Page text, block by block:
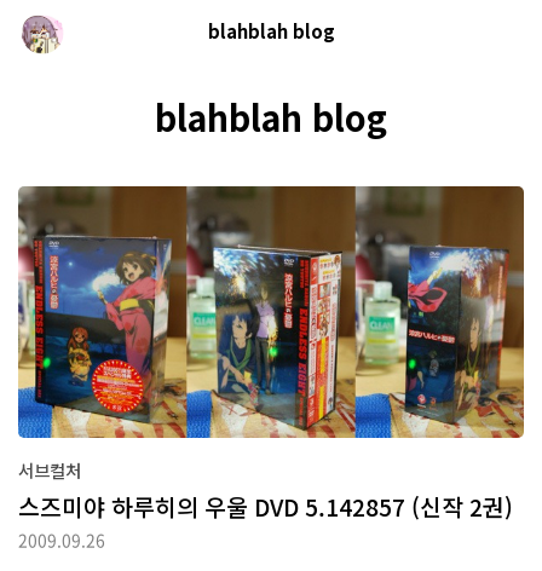
blahblah blog
blahblah blog
서브컬처
스즈미야 하루히의 우울 DVD 5.142857 (신작 2권)
2009.09.26